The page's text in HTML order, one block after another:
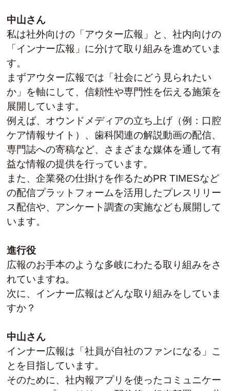
中山さん
私は社外向けの「アウター広報」と、社内向けの
「インナー広報」に分けて取り組みを進めていま
す。
まずアウター広報では「社会にどう見られたい
か」を軸にして、信頼性や専門性を伝える施策を
展開しています。
例えば、オウンドメディアの立ち上げ（例：口腔
ケア情報サイト）、歯科関連の解説動画の配信、
専門誌への寄稿など、さまざまな媒体を通して有
益な情報の提供を行っています。
また、企業発の仕掛けを作るためPR TIMESなど
の配信プラットフォームを活用したプレスリリー
ス配信や、アンケート調査の実施なども展開して
います。
進行役
広報のお手本のような多岐にわたる取り組みをさ
れていますね。
次に、インナー広報はどんな取り組みをしていま
すか？
中山さん
インナー広報は「社員が自社のファンになる」こ
とを目指しています。
そのために、社内報アプリを使ったコミュニケー